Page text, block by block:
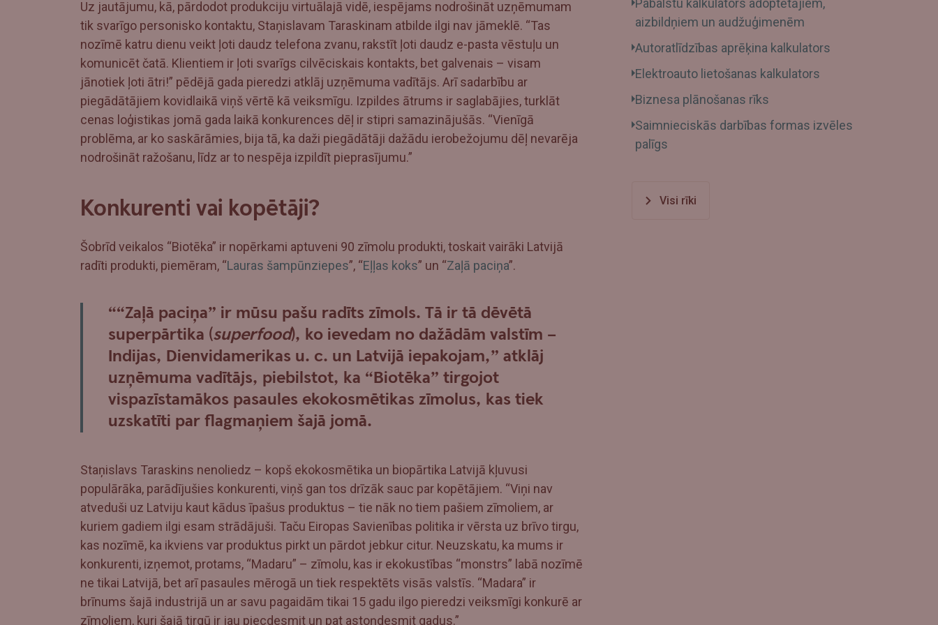
Uz jautājumu, kā, pārdodot produkciju virtuālajā vidē, iespējams nodrošināt uzņēmumam
tik svarīgo personisko kontaktu, Staņislavam Taraskinam atbilde ilgi nav jāmeklē. “Tas
nozīmē katru dienu veikt ļoti daudz telefona zvanu, rakstīt ļoti daudz e-pasta vēstuļu un
komunicēt čatā. Klientiem ir ļoti svarīgs cilvēciskais kontakts, bet galvenais – visam
jānotiek ļoti ātri!” pēdējā gada pieredzi atklāj uzņēmuma vadītājs. Arī sadarbību ar
piegādātājiem kovidlaikā viņš vērtē kā veiksmīgu. Izpildes ātrums ir saglabājies, turklāt
cenas loģistikas jomā gada laikā konkurences dēļ ir stipri samazinājušās. “Vienīgā
problēma, ar ko saskārāmies, bija tā, ka daži piegādātāji dažādu ierobežojumu dēļ nevarēja
nodrošināt ražošanu, līdz ar to nespēja izpildīt pieprasījumu.”
Konkurenti vai kopētāji?
Šobrīd veikalos “Biotēka” ir nopērkami aptuveni 90 zīmolu produkti, toskait vairāki Latvijā
radīti produkti, piemēram, “Lauras šampūnziepes”, “Eļļas koks” un “Zaļā paciņa”.
““Zaļā paciņa” ir mūsu pašu radīts zīmols. Tā ir tā dēvētā
superpārtika (superfood), ko ievedam no dažādām valstīm –
Indijas, Dienvidamerikas u. c. un Latvijā iepakojam,” atklāj
uzņēmuma vadītājs, piebilstot, ka “Biotēka” tirgojot
vispazīstamākos pasaules ekokosmētikas zīmolus, kas tiek
uzskatīti par flagmaņiem šajā jomā.
Staņislavs Taraskins nenoliedz – kopš ekokosmētika un biopārtika Latvijā kļuvusi
populārāka, parādījušies konkurenti, viņš gan tos drīzāk sauc par kopētājiem. “Viņi nav
atveduši uz Latviju kaut kādus īpašus produktus – tie nāk no tiem pašiem zīmoliem, ar
kuriem gadiem ilgi esam strādājuši. Taču Eiropas Savienības politika ir vērsta uz brīvo tirgu,
kas nozīmē, ka ikviens var produktus pirkt un pārdot jebkur citur. Neuzskatu, ka mums ir
konkurenti, izņemot, protams, “Madaru” – zīmolu, kas ir ekokustības “monstrs” labā nozīmē
ne tikai Latvijā, bet arī pasaules mērogā un tiek respektēts visās valstīs. “Madara” ir
brīnums šajā industrijā un ar savu pagaidām tikai 15 gadu ilgo pieredzi veiksmīgi konkurē ar
zīmoliem, kuri šajā tirgū ir jau piecdesmit un pat astoņdesmit gadus.”
Pabalstu kalkulators adoptētājiem,
aizbildņiem un audžuģimenēm
Autoratlīdzības aprēķina kalkulators
Elektroauto lietošanas kalkulators
Biznesa plānošanas rīks
Saimnieciskās darbības formas izvēles
palīgs
Visi rīki